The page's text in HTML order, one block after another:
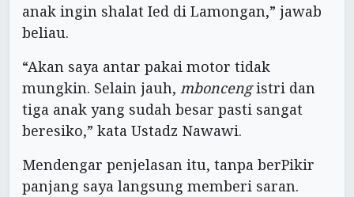
anak ingin shalat Ied di Lamongan,” jawab
beliau.
“Akan saya antar pakai motor tidak
mungkin. Selain jauh, mboncengistri dan
tiga anak yang sudah besar pasti sangat
beresiko,” kata Ustadz Nawawi.
Mendengar penjelasan itu, tanpa berPikir
panjang saya langsung memberi saran.